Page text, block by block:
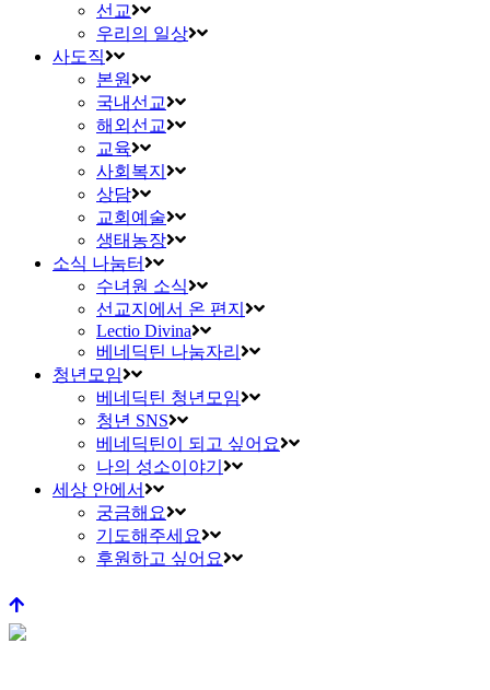
선교
우리의 일상
사도직
본원
국내선교
해외선교
교육
사회복지
상담
교회예술
생태농장
소식 나눔터
수녀원 소식
선교지에서 온 편지
Lectio Divina
베네딕틴 나눔자리
청년모임
베네딕틴 청년모임
청년 SNS
베네딕틴이 되고 싶어요
나의 성소이야기
세상 안에서
궁금해요
기도해주세요
후원하고 싶어요